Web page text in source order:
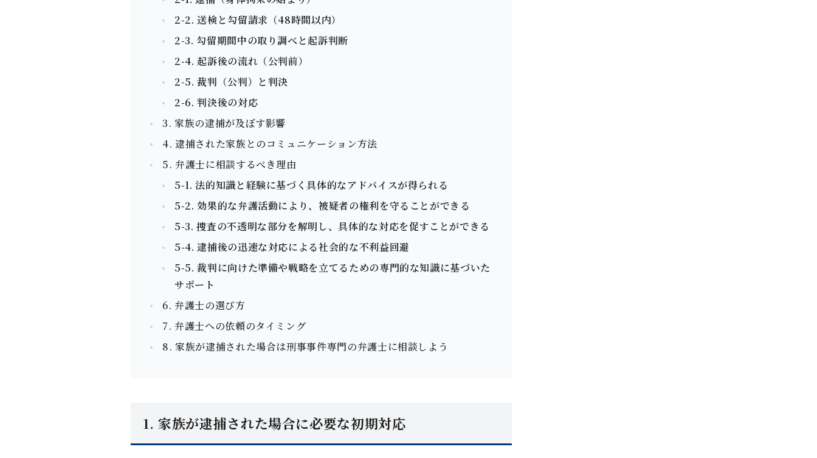
2-2. 送検と勾留請求（48時間以内）
2-3. 勾留期間中の取り調べと起訴判断
2-4. 起訴後の流れ（公判前）
2-5. 裁判（公判）と判決
2-6. 判決後の対応
3. 家族の逮捕が及ぼす影響
4. 逮捕された家族とのコミュニケーション⽅法
5. 弁護⼠に相談するべき理由
5-1. 法的知識と経験に基づく具体的なアドバイスが得られる
5-2. 効果的な弁護活動により、被疑者の権利を守ることができる
5-3. 捜査の不透明な部分を解明し、具体的な対応を促すことができる
5-4. 逮捕後の迅速な対応による社会的な不利益回避
5-5. 裁判に向けた準備や戦略を⽴てるための専門的な知識に基づいた
サポート
6. 弁護⼠の選び⽅
7. 弁護⼠への依頼のタイミング
8. 家族が逮捕された場合は刑事事件専門の弁護士に相談しよう
1. 家族が逮捕された場合に必要な初期対応